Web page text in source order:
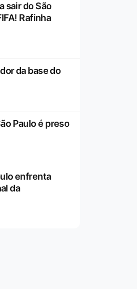
sair do São
Rafinha
da base do
Paulo é preso
enfrenta
da